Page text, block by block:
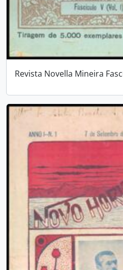
Revista Novella Mineira